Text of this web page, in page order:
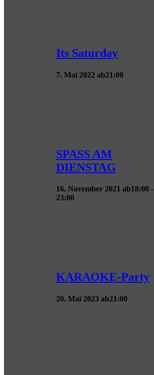
Its Saturday
7. Mai 2022 ab21:00
SPASS AM
DIENSTAG
16. November 2021 ab18:00-
23:00
KARAOKE-Party
20. Mai 2023 ab21:00